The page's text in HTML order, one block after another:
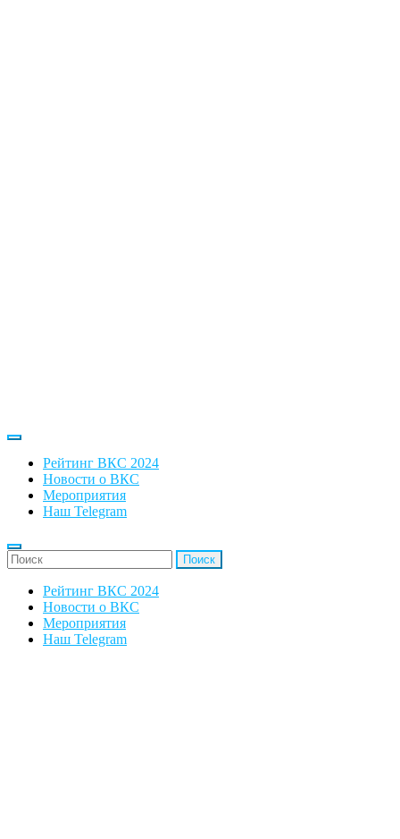
Рейтинг ВКС 2024
Новости о ВКС
Мероприятия
Наш Telegram
'Найти:
Рейтинг ВКС 2024
Новости о ВКС
Мероприятия
Наш Telegram